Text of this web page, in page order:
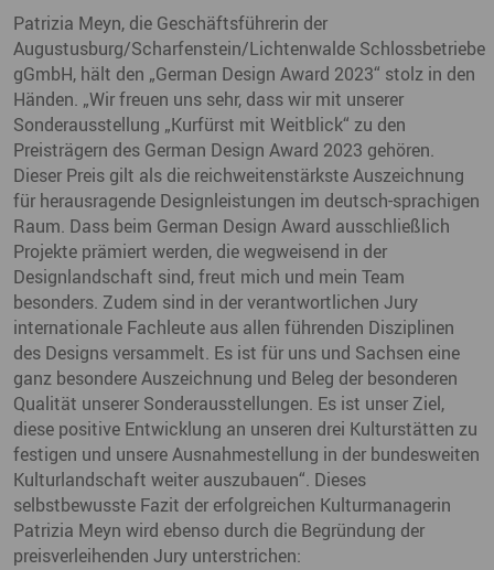
Patrizia Meyn, die Geschäftsführerin der
Augustusburg/Scharfenstein/Lichtenwalde Schlossbetriebe
gGmbH, hält den „German Design Award 2023“ stolz in den
Händen. „Wir freuen uns sehr, dass wir mit unserer
Sonderausstellung „Kurfürst mit Weitblick“ zu den
Preisträgern des German Design Award 2023 gehören.
Dieser Preis gilt als die reichweitenstärkste Auszeichnung
für herausragende Designleistungen im deutsch-sprachigen
Raum. Dass beim German Design Award ausschließlich
Projekte prämiert werden, die wegweisend in der
Designlandschaft sind, freut mich und mein Team
besonders. Zudem sind in der verantwortlichen Jury
internationale Fachleute aus allen führenden Disziplinen
des Designs versammelt. Es ist für uns und Sachsen eine
ganz besondere Auszeichnung und Beleg der besonderen
Qualität unserer Sonderausstellungen. Es ist unser Ziel,
diese positive Entwicklung an unseren drei Kulturstätten zu
festigen und unsere Ausnahmestellung in der bundesweiten
Kulturlandschaft weiter auszubauen“. Dieses
selbstbewusste Fazit der erfolgreichen Kulturmanagerin
Patrizia Meyn wird ebenso durch die Begründung der
preisverleihenden Jury unterstrichen: